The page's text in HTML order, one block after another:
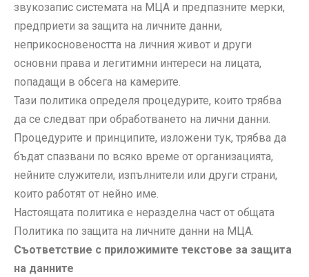
звукозапис системата на МЦА и предпазните мерки,
предприети за защита на личните данни,
неприкосновеността на личния живот и други
основни права и легитимни интереси на лицата,
попадащи в обсега на камерите.
Тази политика определя процедурите, които трябва
да се следват при обработването на лични данни.
Процедурите и принципите, изложени тук, трябва да
бъдат спазвани по всяко време от организацията,
нейните служители, изпълнители или други страни,
които работят от нейно име.
Настоящата политика е неразделна част от общата
Политика по защита на личните данни на МЦА.
Съответствие с приложимите текстове за защита
на данните